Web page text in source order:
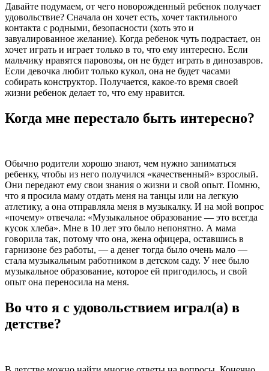
Давайте подумаем, от чего новорожденный ребенок получает
удовольствие? Сначала он хочет есть, хочет тактильного
контакта с родными, безопасности (хоть это и
завуалированное желание). Когда ребенок чуть подрастает, он
хочет играть и играет только в то, что ему интересно. Если
мальчику нравятся паровозы, он не будет играть в динозавров.
Если девочка любит только кукол, она не будет часами
собирать конструктор. Получается, какое-то время своей
жизни ребенок делает то, что ему нравится.
Когда мне перестало быть интересно?
Обычно родители хорошо знают, чем нужно заниматься
ребенку, чтобы из него получился «качественный» взрослый.
Они передают ему свои знания о жизни и свой опыт. Помню,
что я просила маму отдать меня на танцы или на легкую
атлетику, а она отправляла меня в музыкалку. И на мой вопрос
«почему» отвечала: «Музыкальное образование — это всегда
кусок хлеба». Мне в 10 лет это было непонятно. А мама
говорила так, потому что она, жена офицера, оставшись в
гарнизоне без работы, — а денег тогда было очень мало —
стала музыкальным работником в детском саду. У нее было
музыкальное образование, которое ей пригодилось, и свой
опыт она переносила на меня.
Во что я с удовольствием играл(а) в
детстве?